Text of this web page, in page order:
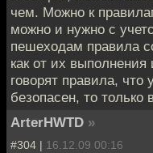
чем. Можно к
можно и нужно с
пешеходам правила
как от их
говорят правила, что
безопасен, то
ArterHWTD »
#304 | 16.12.09 00:16